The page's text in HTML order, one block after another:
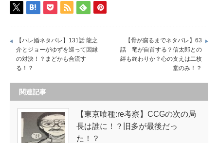
【ハレ婚ネタバレ】131話 龍之
介とジョーがゆずを巡って因縁
の対決！？まどかも合流す
る！？
【骨が腐るまでネタバレ】63
話 竜が自首する？信太郎との
絆も終わりか？心の支えは二枚
堂のみ！？
関連記事
【東京喰種:re考察】CCGの次の局
長は誰に！？旧多が最後だっ
た！？